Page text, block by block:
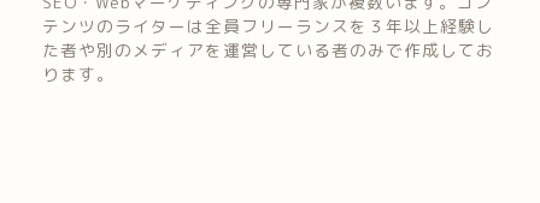
テンツのライターは全員フリーランスを３年以上経験し
た者や別のメディアを運営している者のみで作成してお
ります。